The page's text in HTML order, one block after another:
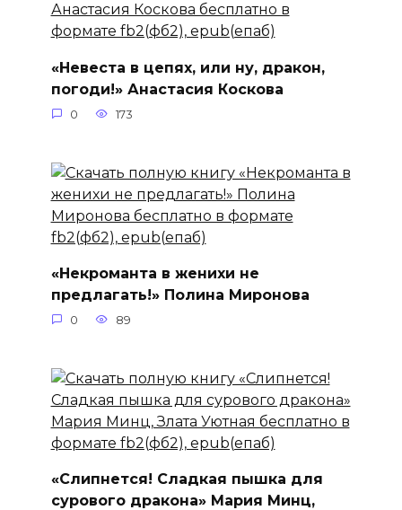
«Невеста в цепях, или ну, дракон,
погоди!» Анастасия Коскова
0 173
«Некроманта в женихи не
предлагать!» Полина Миронова
0 89
«Слипнется! Сладкая пышка для
сурового дракона» Мария Минц,